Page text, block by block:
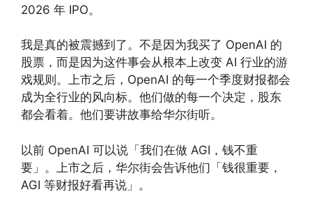
2026 年 IPO。
我是真的被震撼到了。不是因为我买了 OpenAI 的
股票，而是因为这件事会从根本上改变 AI 行业的游
戏规则。上市之后，OpenAI 的每一个季度财报都会
成为全行业的风向标。他们做的每一个决定，股东
都会看着。他们要讲故事给华尔街听。
以前 OpenAI 可以说「我们在做 AGI，钱不重
要」。上市之后，华尔街会告诉他们「钱很重要，
AGI 等财报好看再说」。